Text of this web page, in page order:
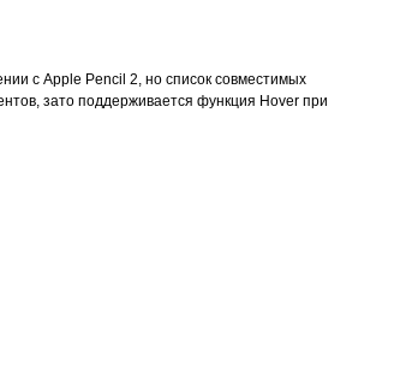
с Apple Pencil 2, но список совместимых
зато поддерживается функция Hover при